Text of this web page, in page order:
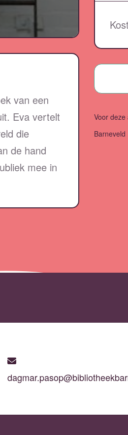
van een
Eva vertelt
die
de hand
mee in
Voor
Barneveld